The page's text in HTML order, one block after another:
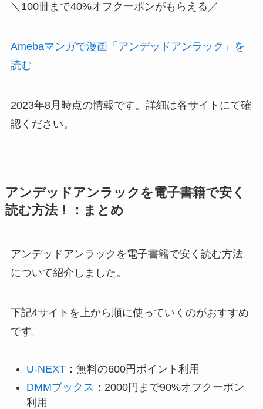
＼100冊まで40%オフクーポンがもらえる／
Amebaマンガで漫画「アンデッドアンラック」を
読む
2023年8月時点の情報です。詳細は各サイトにて確
認ください。
アンデッドアンラックを電子書籍で安く
読む方法！：まとめ
アンデッドアンラックを電子書籍で安く読む方法
について紹介しました。
下記4サイトを上から順に使っていくのがおすすめ
です。
U-NEXT：無料の600円ポイント利用
DMMブックス ：2000円まで90%オフクーポン
利用